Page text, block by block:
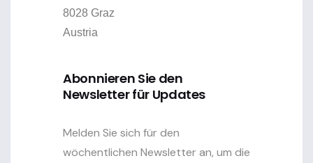
8028 Graz
Austria
Abonnieren Sie den
Newsletter für Updates
Melden Sie sich für den
wöchentlichen Newsletter an, um die